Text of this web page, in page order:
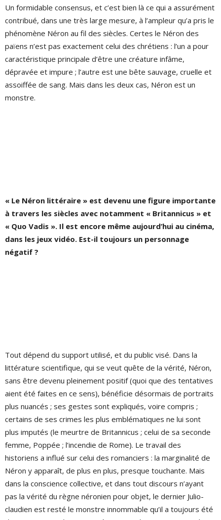
Un formidable consensus, et c’est bien là ce qui a assurément
contribué, dans une très large mesure, à l’ampleur qu’a pris le
phénomène Néron au fil des siècles. Certes le Néron des
païens n’est pas exactement celui des chrétiens : l’un a pour
caractéristique principale d’être une créature infâme,
dépravée et impure ; l’autre est une bête sauvage, cruelle et
assoiffée de sang. Mais dans les deux cas, Néron est un
monstre.
« Le Néron littéraire » est devenu une figure importante
à travers les siècles avec notamment « Britannicus » et
« Quo Vadis ». Il est encore même aujourd’hui au cinéma,
dans les jeux vidéo. Est-il toujours un personnage
négatif ?
Tout dépend du support utilisé, et du public visé. Dans la
littérature scientifique, qui se veut quête de la vérité, Néron,
sans être devenu pleinement positif (quoi que des tentatives
aient été faites en ce sens), bénéficie désormais de portraits
plus nuancés ; ses gestes sont expliqués, voire compris ;
certains de ses crimes les plus emblématiques ne lui sont
plus imputés (le meurtre de Britannicus ; celui de sa seconde
femme, Poppée ; l’incendie de Rome). Le travail des
historiens a influé sur celui des romanciers : la marginalité de
Néron y apparaît, de plus en plus, presque touchante. Mais
dans la conscience collective, et dans tout discours n’ayant
pas la vérité du règne néronien pour objet, le dernier Julio-
claudien est resté le monstre innommable qu’il a toujours été